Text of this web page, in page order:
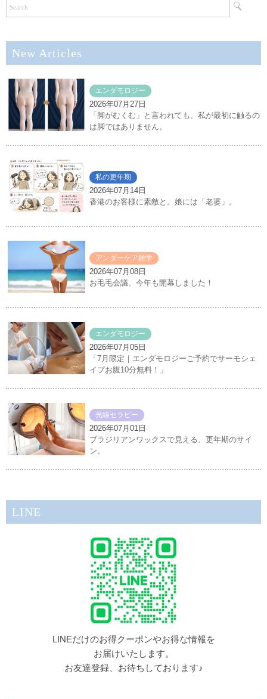
New Articles
エンダモロジー
2026年07月27日
「脚がむくむ」と言われても、私が最初に触るの
は脚ではありません。
私の更年期
2026年07月14日
香港のお客様に素敵と。娘には「老婆」。
アンダーケア雑学
2026年07月08日
お毛毛会議、今年も開幕しました！
エンダモロジー
2026年07月05日
「7月限定｜エンダモロジーご予約でサーモシェ
イプお腹10分無料！」
光線セラピー
2026年07月01日
ブラジリアンワックスで見える、更年期のサイ
ン。
LINE
LINEだけのお得クーポンやお得な情報を
お届けいたします。
お友達登録、お待ちしております♪